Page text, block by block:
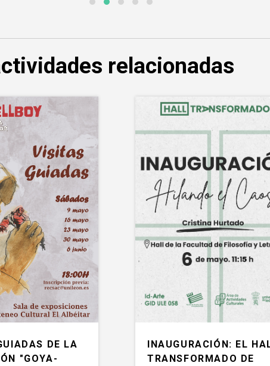
relacionadas
DE LA
"GOYA-
INAUGURACIÓN: EL
TRANSFORMADO DE